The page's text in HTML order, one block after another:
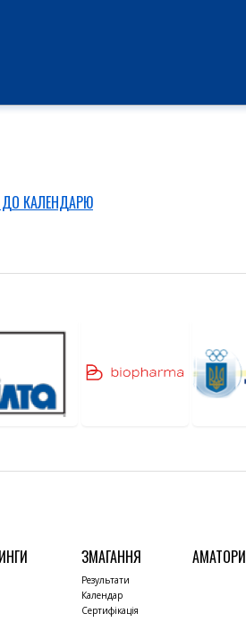
КАЛЕНДАРЮ
ЗМАГАННЯ
Результати
Календар
Сертифікація
АМАТОРИ